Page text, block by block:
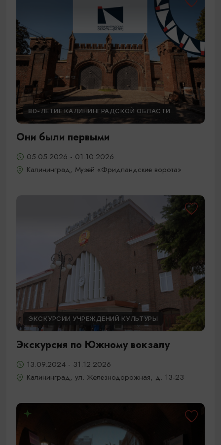
80-ЛЕТИЕ КАЛИНИНГРАДСКОЙ ОБЛАСТИ
Они были первыми
05.05.2026 - 01.10.2026
Калининград, Музей «Фридландские ворота»
ЭКСКУРСИИ УЧРЕЖДЕНИЙ КУЛЬТУРЫ
Экскурсия по Южному вокзалу
13.09.2024 - 31.12.2026
Калининград, ул. Железнодорожная, д. 13-23